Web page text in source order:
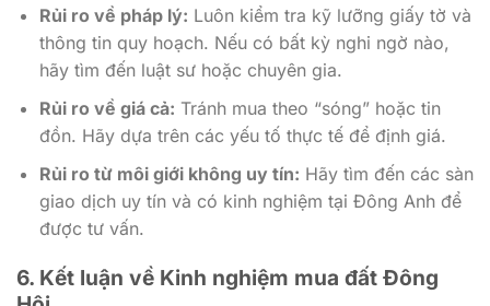
Rủi ro về pháp lý: Luôn kiểm tra kỹ lưỡng giấy tờ và
thông tin quy hoạch. Nếu có bất kỳ nghi ngờ nào,
hãy tìm đến luật sư hoặc chuyên gia.
Rủi ro về giá cả: Tránh mua theo “sóng” hoặc tin
đồn. Hãy dựa trên các yếu tố thực tế để định giá.
Rủi ro từ môi giới không uy tín: Hãy tìm đến các sàn
giao dịch uy tín và có kinh nghiệm tại Đông Anh để
được tư vấn.
6. Kết luận về Kinh nghiệm mua đất Đông